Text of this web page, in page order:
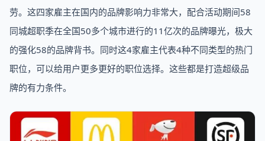
劳。这四家雇主在国内的品牌影响力非常大，配合活动期间58
同城超职季在全国50多个城市进行的11亿次的品牌曝光，极大
的强化58的品牌背书。同时这4家雇主代表4种不同类型的热门
职位，可以给用户更多更好的职位选择。这些都是打造超级品
牌的有力条件。